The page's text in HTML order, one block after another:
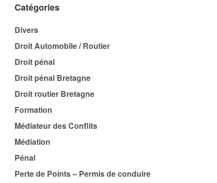
Catégories
Divers
Droit Automobile / Routier
Droit pénal
Droit pénal Bretagne
Droit routier Bretagne
Formation
Médiateur des Conflits
Médiation
Pénal
Perte de Points – Permis de conduire